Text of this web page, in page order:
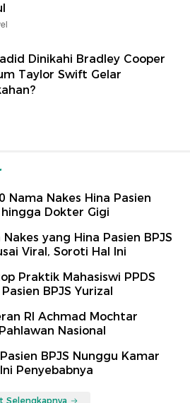
Dinikahi Bradley Cooper
Taylor Swift Gelar
Nama Nakes Hina Pasien
Dokter Gigi
yang Hina Pasien BPJS
Viral, Soroti Hal Ini
Praktik Mahasiswi PPDS
BPJS Yurizal
RI Achmad Mochtar
Nasional
BPJS Nunggu Kamar
Penyebabnya
Selengkapnya